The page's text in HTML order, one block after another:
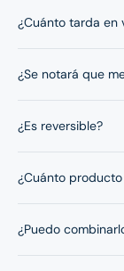
¿Cuánto tarda en
¿Se notará que
¿Es reversible?
¿Cuánto
¿Puedo